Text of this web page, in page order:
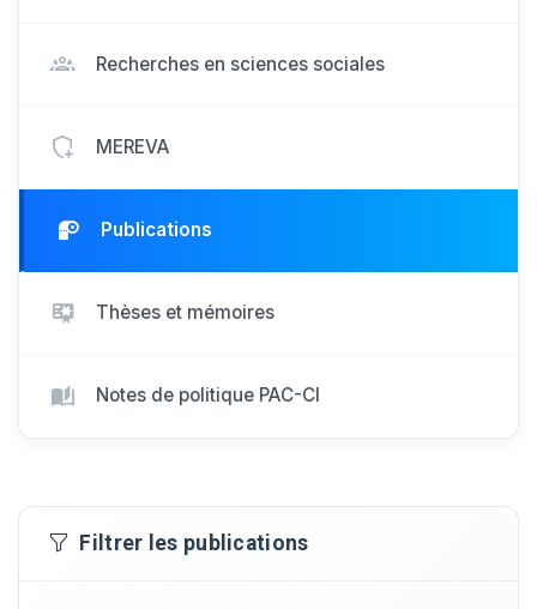
Recherches en sciences sociales
MEREVA
Publications
Thèses et mémoires
Notes de politique PAC-CI
Filtrer les publications